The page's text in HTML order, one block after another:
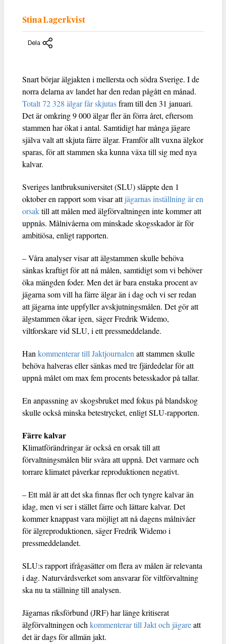
Stina Lagerkvist
Dela
Snart börjar älgjakten i mellersta och södra Sverige. I de
norra delarna av landet har den redan pågått en månad.
Totalt 72 328 älgar får skjutasfram till den 31 januari.
Det är omkring 9 000 älgar fler än förra året, eftersom
stammen har ökat i antal. Samtidigt har många jägare
själva valt att skjuta färre älgar. Framför allt vuxna älgkor
sparas, för att stammen ska kunna växa till sig med nya
kalvar.
Sveriges lantbruksuniversitet (SLU) släppte den 1
oktober en rapport som visar attjägarnas inställning är en
orsaktill att målen med älgförvaltningen inte kommer att
uppnås. Målnivåerna om minskade skogsskador är för
ambitiösa, enligt rapporten.
– Våra analyser visar att älgstammen skulle behöva
sänkas kraftigt för att nå målen, samtidigt som vi behöver
öka mängden foder. Men det är bara enstaka procent av
jägarna som vill ha färre älgar än i dag och vi ser redan
att jägarna inte uppfyller avskjutningsmålen. Det gör att
älgstammen ökar igen, säger Fredrik Widemo,
viltforskare vid SLU, i ett pressmeddelande.
Han kommenterar till Jaktjournalen att stammen skulle
behöva halveras eller sänkas med tre fjärdedelar för att
uppnå målet om max fem procents betesskador på tallar.
En anpassning av skogsbruket med fokus på blandskog
skulle också minska betestrycket, enligt SLU-rapporten.
Färre kalvar
Klimatförändringar är också en orsak till att
förvaltningsmålen blir svåra att uppnå. Det varmare och
torrare klimatet påverkar reproduktionen negativt.
– Ett mål är att det ska finnas fler och tyngre kalvar än
idag, men vi ser i stället färre och lättare kalvar. Det
kommer knappast vara möjligt att nå dagens målnivåer
för älgreproduktionen, säger Fredrik Widemo i
pressmeddelandet.
SLU:s rapport ifrågasätter om flera av målen är relevanta
i dag. Naturvårdsverket som ansvarar för viltförvaltning
ska nu ta ställning till analysen.
Jägarnas riksförbund (JRF) har länge kritiserat
älgförvaltningen och kommenterar till Jakt och jägareatt
det är dags för allmän jakt.